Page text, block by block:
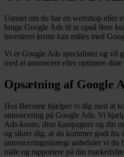
Uanset om du har en webshop eller
bruge Google Ads til at opnå flere
investeret krone kan måles med
Vi er Google Ads specialister og vil
med at annoncere eller optimere
Opsætning af Google
Hos Become hjælper vi dig med at
annoncering på Google Ads. Vi
Ads-konto, dine kampagner og din
og sikrer dig, at du kommer godt fra
annonceringsstrategi anbefaler vi du
måle og rapportere på din